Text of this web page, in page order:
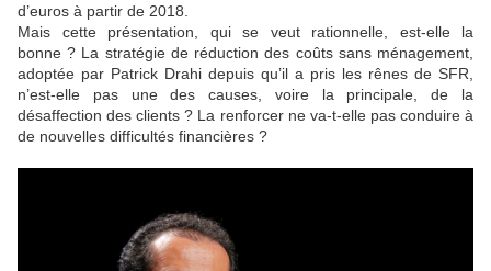
d’euros à partir de 2018.
Mais cette présentation, qui se veut rationnelle, est-elle la
bonne ? La stratégie de réduction des coûts sans ménagement,
adoptée par Patrick Drahi depuis qu’il a pris les rênes de SFR,
n’est-elle pas une des causes, voire la principale, de la
désaffection des clients ? La renforcer ne va-t-elle pas conduire à
de nouvelles difficultés financières ?